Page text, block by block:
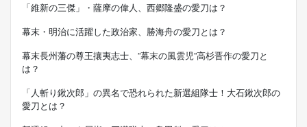
「維新の三傑」・薩摩の偉人、西郷隆盛の愛刀は？
幕末・明治に活躍した政治家、勝海舟の愛刀とは？
幕末長州藩の尊王攘夷志士、”幕末の風雲児”高杉晋作の愛刀と
は？
「人斬り鍬次郎」の異名で恐れられた新選組隊士！大石鍬次郎の
愛刀とは？